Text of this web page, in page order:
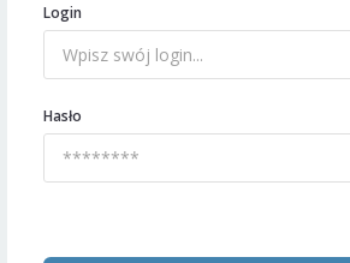
Login
Hasło